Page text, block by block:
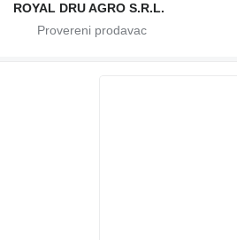
ROYAL DRU AGRO S.R.L.